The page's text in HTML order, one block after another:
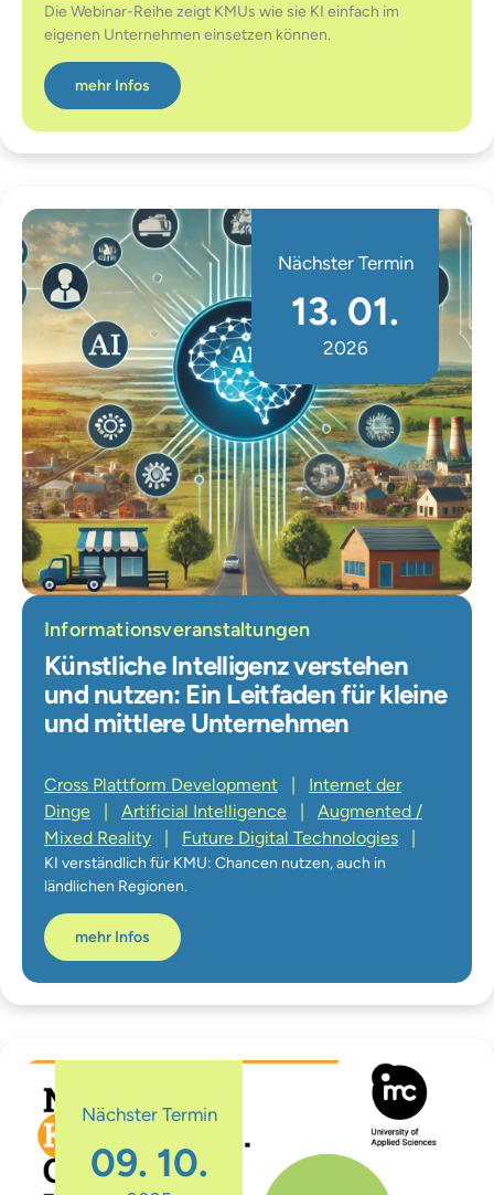
Die Webinar-Reihe zeigt KMUs wie sie KI einfach im
eigenen Unternehmen einsetzen können.
mehr Infos
Informationsveranstaltungen
Künstliche Intelligenz verstehen
und nutzen: Ein Leitfaden für kleine
und mittlere Unternehmen
Cross Plattform Development | Internet der
Dinge | Artificial Intelligence | Augmented /
Mixed Reality | Future Digital Technologies |
KI verständlich für KMU: Chancen nutzen, auch in
ländlichen Regionen.
mehr Infos
Nächster Termin
13. 01.
2026
Nächster Termin
09. 10.